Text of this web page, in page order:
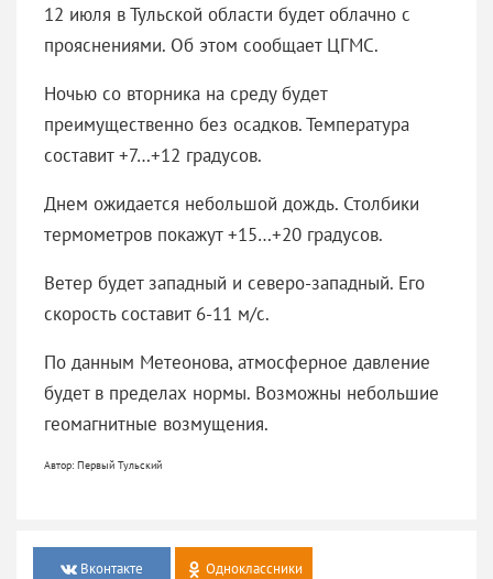
12 июля в Тульской области будет облачно с
прояснениями. Об этом сообщает ЦГМС.
Ночью со вторника на среду будет
преимущественно без осадков. Температура
составит +7…+12 градусов.
Днем ожидается небольшой дождь. Столбики
термометров покажут +15…+20 градусов.
Ветер будет западный и северо-западный. Его
скорость составит 6-11 м/с.
По данным Метеонова, атмосферное давление
будет в пределах нормы. Возможны небольшие
геомагнитные возмущения.
Автор: Первый Тульский
Вконтакте Одноклассники